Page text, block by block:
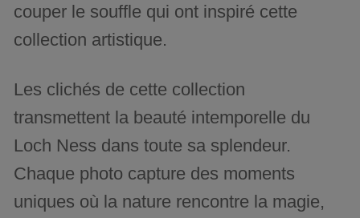
couper le souffle qui ont inspiré cette
collection artistique.
Les clichés de cette collection
transmettent la beauté intemporelle du
Loch Ness dans toute sa splendeur.
Chaque photo capture des moments
uniques où la nature rencontre la magie,